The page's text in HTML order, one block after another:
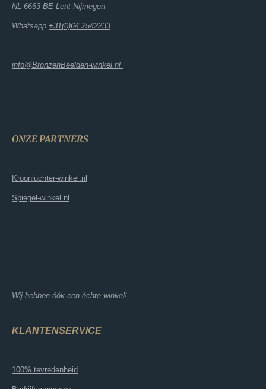
NL-6663 BE Lent-Nijmegen
Whatsapp +31(0)64 2542233
info@BronzenBeelden-winkel.nl
ONZE PARTNERS
Kroonluchter-winkel.nl
Spiegel-winkel.nl
Wij hebben óók een échte winkel!
KLANTENSERVICE
100% tevredenheid